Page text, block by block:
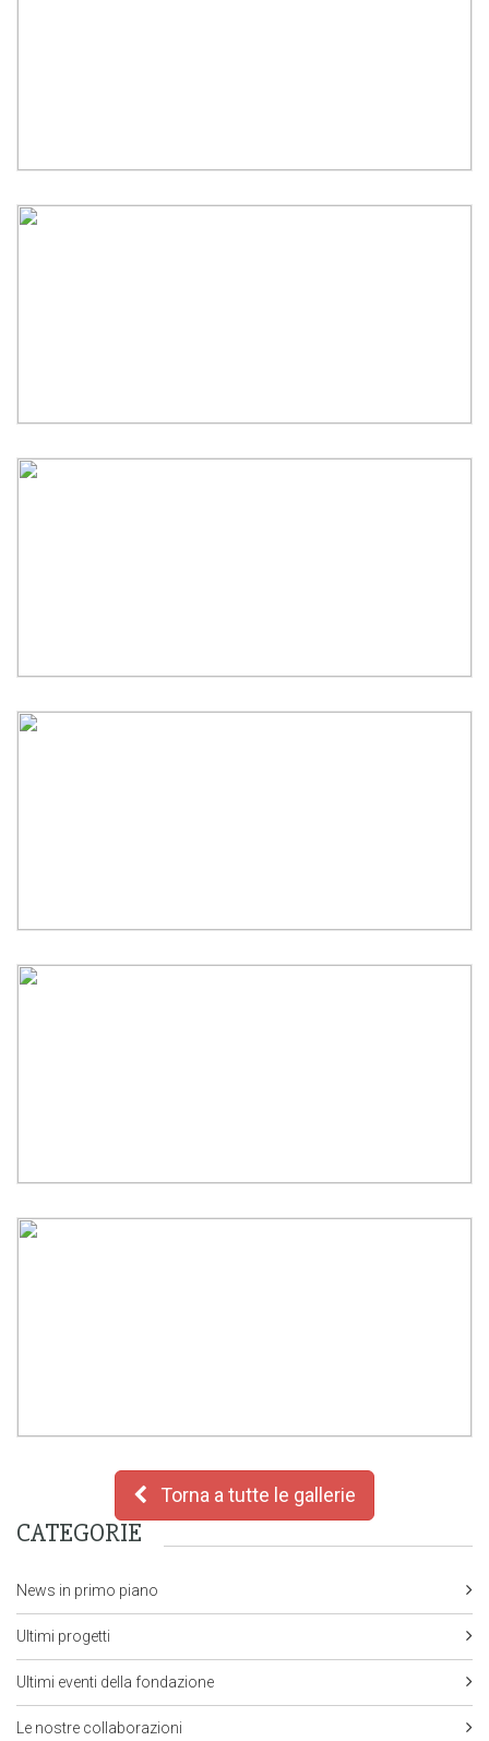
Torna a tutte le gallerie
CATEGORIE
News in primo piano
Ultimi progetti
Ultimi eventi della fondazione
Le nostre collaborazioni